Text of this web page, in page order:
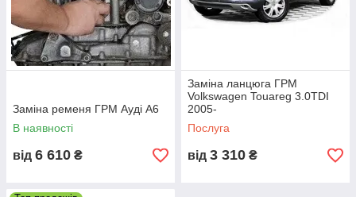
Краще наших цін тільки майстерність
наших співробітників!
Ми приймаємо заявки зі всіх куточків
України
відповімо на всі Ваші запитання та допоможемо
Заміна ременя ГРМ Ауді А6
В наявності
від 6 610 ₴
Заміна ланцюга ГРМ
Volkswagen Touareg 3.0TDI
2005-
Послуга
від 3 310 ₴